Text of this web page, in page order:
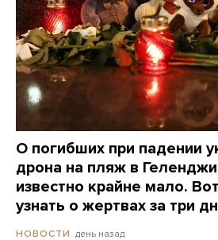
О погибших при падении
дрона на пляж в
известно крайне мало.
узнать о жертвах за три
НОВОСТИ день назад